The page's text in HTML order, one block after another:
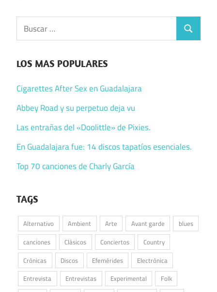
Buscar:
Buscar
LOS MAS POPULARES
Cigarettes After Sex en Guadalajara
Abbey Road y su perpetuo deja vu
Las entrañas del «Doolittle» de Pixies.
En Guadalajara fue: 14 discos tapatíos esenciales.
Top 70 canciones de Charly García
TAGS
Alternativo Ambient Arte Avant garde
blues
canciones
Clásicos Conciertos
Country
Crónicas
Discos Efemérides
Electrónica
Entrevista
Entrevistas Experimental Folk